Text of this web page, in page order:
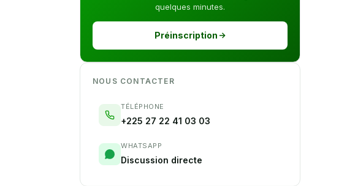
quelques minutes.
Préinscription
NOUS CONTACTER
TÉLÉPHONE
+225 27 22 41 03 03
WHATSAPP
Discussion directe